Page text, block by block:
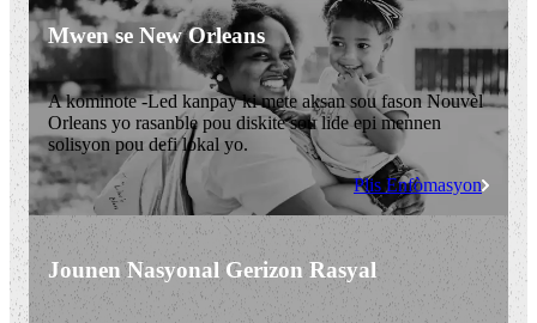
Mwen se New Orleans
A kominote -Led kanpay ki mete aksan sou fason Nouvèl
Orleans yo rasanble pou diskite sou lide epi mennen
solisyon pou defi lokal yo.
Plis Enfòmasyon
Jounen Nasyonal Gerizon Rasyal